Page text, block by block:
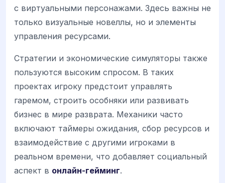
с виртуальными персонажами. Здесь важны не
только визуальные новеллы, но и элементы
управления ресурсами.
Стратегии и экономические симуляторы также
пользуются высоким спросом. В таких
проектах игроку предстоит управлять
гаремом, строить особняки или развивать
бизнес в мире разврата. Механики часто
включают таймеры ожидания, сбор ресурсов и
взаимодействие с другими игроками в
реальном времени, что добавляет социальный
аспект в онлайн-гейминг.